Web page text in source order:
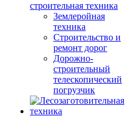
строительная техника
Землеройная
техника
Строительство и
ремонт дорог
Дорожно-
строительный
телескопический
погрузчик